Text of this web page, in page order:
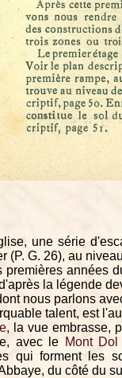
une série
(P. G. 26), au
premières années
la légende
nous parlons
talent, est
, la vue embrasse,
avec le Mont Dol
qui forment les
du côté du